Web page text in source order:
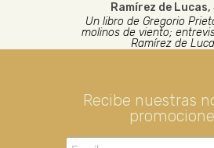
Ramírez de
Un libro de Gregorio
molinos de viento;
Ramírez de
Recibe nuestras